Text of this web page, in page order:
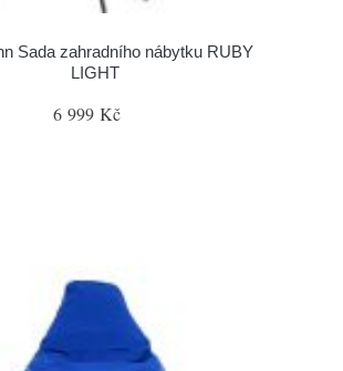
Sada zahradního nábytku RUBY
LIGHT
6 999 Kč